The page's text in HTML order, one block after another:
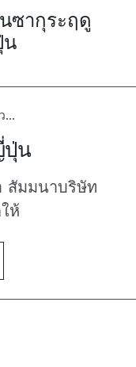
ซากุระฤดู
น
...
ปุ่น
สัมมนาบริษัท
ห้